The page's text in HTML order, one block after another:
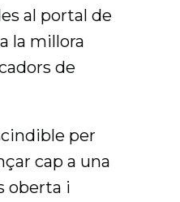
al portal de
la millora
de
per
cap a una
oberta i